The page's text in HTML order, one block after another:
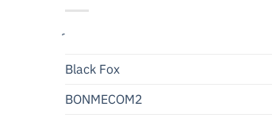
Black Fox
BONMECOM2